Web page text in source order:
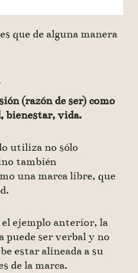
que de alguna manera
(razón de ser) como
bienestar, vida.
utiliza no sólo
también
una marca libre, que
ejemplo anterior, la
puede ser verbal y no
estar alineada a su
de la marca.